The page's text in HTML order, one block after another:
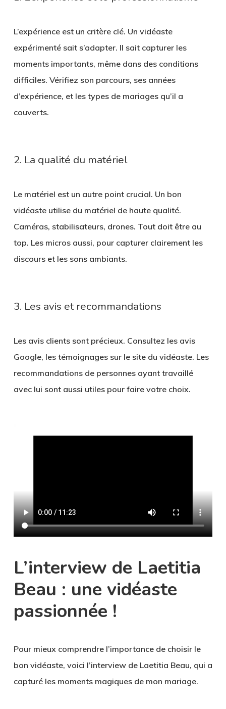
L’expérience est un critère clé. Un vidéaste
expérimenté sait s’adapter. Il sait capturer les
moments importants, même dans des conditions
difficiles. Vérifiez son parcours, ses années
d’expérience, et les types de mariages qu’il a
couverts.
2. La qualité du matériel
Le matériel est un autre point crucial. Un bon
vidéaste utilise du matériel de haute qualité.
Caméras, stabilisateurs, drones. Tout doit être au
top. Les micros aussi, pour capturer clairement les
discours et les sons ambiants.
3. Les avis et recommandations
Les avis clients sont précieux. Consultez les avis
Google, les témoignages sur le site du vidéaste. Les
recommandations de personnes ayant travaillé
avec lui sont aussi utiles pour faire votre choix.
L’interview de Laetitia
Beau : une vidéaste
passionnée !
Pour mieux comprendre l’importance de choisir le
bon vidéaste, voici l’interview de Laetitia Beau, qui a
capturé les moments magiques de mon mariage.